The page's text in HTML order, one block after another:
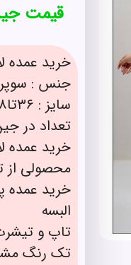
قیمت جین 12 عددی :
خرید عمده
جنس : سوپر
سایز : ۳۶تا۴۸
تعداد در جین :
خرید عمده
محصولی از
خرید عمده
البسه
تاپ و
تک رنگ